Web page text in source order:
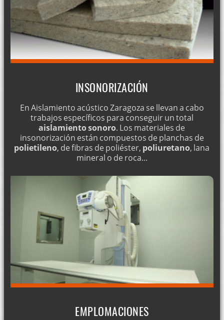
INSONORIZACIÓN
En Aislamiento acústico Zaragoza se llevan a cabo
trabajos específicos para conseguir un total
aislamiento sonoro. Los materiales de
insonorización están compuestos de planchas de
polietileno, de fibras de poliéster, poliuretano, lana
mineral o de roca...
EMPLOMACIONES